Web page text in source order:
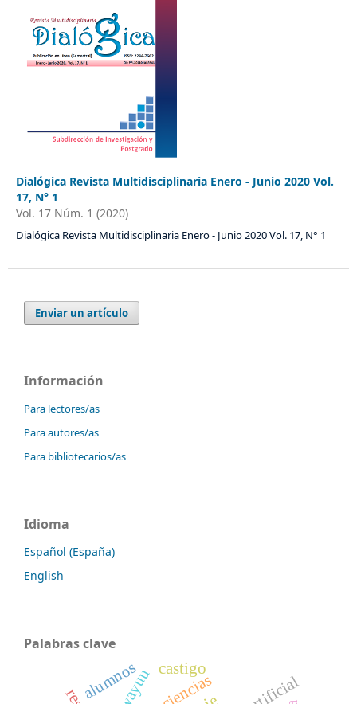
Dialógica Revista Multidisciplinaria Enero - Junio 2020 Vol.
17, N° 1
Vol. 17 Núm. 1 (2020)
Dialógica Revista Multidisciplinaria Enero - Junio 2020 Vol. 17, N° 1
Enviar un artículo
Información
Para lectores/as
Para autores/as
Para bibliotecarios/as
Idioma
Español (España)
English
Palabras clave
castigo
alumnos